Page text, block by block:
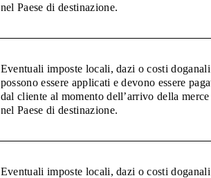
nel Paese di destinazione.
Eventuali imposte locali, dazi o costi doganali
possono essere applicati e devono essere
dal cliente al momento dell’arrivo della merce
nel Paese di destinazione.
Eventuali imposte locali, dazi o costi doganali